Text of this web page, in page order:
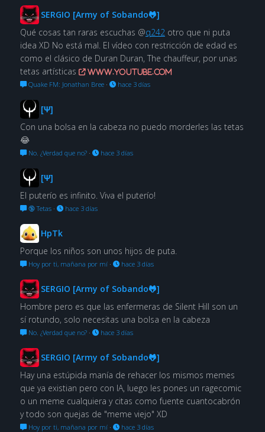
SERGIO [Army of Sobando🐸]
Qué cosas tan raras escuchas @q242 otro que ni puta
idea XD No está mal. El vídeo con restricción de edad es
como el clásico de Duran Duran, The chauffeur, por unas
tetas artísticas
www.youtube.com
Quake FM: Jonathan Bree· hace 3 días
[Ψ]
Con una bolsa en la cabeza no puedo morderles las tetas
😂
No. ¿Verdad que no?· hace 3 días
[Ψ]
El puterío es infinito. Viva el puterío!
🔞 Tetas· hace 3 días
HpTk
Porque los niños son unos hijos de puta.
Hoy por ti, mañana por mí· hace 3 días
SERGIO [Army of Sobando🐸]
Hombre pero es que las enfermeras de Silent Hill son un
sí rotundo, solo necesitas una bolsa en la cabeza
No. ¿Verdad que no?· hace 3 días
SERGIO [Army of Sobando🐸]
Hay una estúpida manía de rehacer los mismos memes
que ya existian pero con IA, luego les pones un ragecomic
o un meme cualquiera y citas como fuente cuantocabrón
y todo son quejas de "meme viejo" XD
Hoy por ti, mañana por mí· hace 3 días